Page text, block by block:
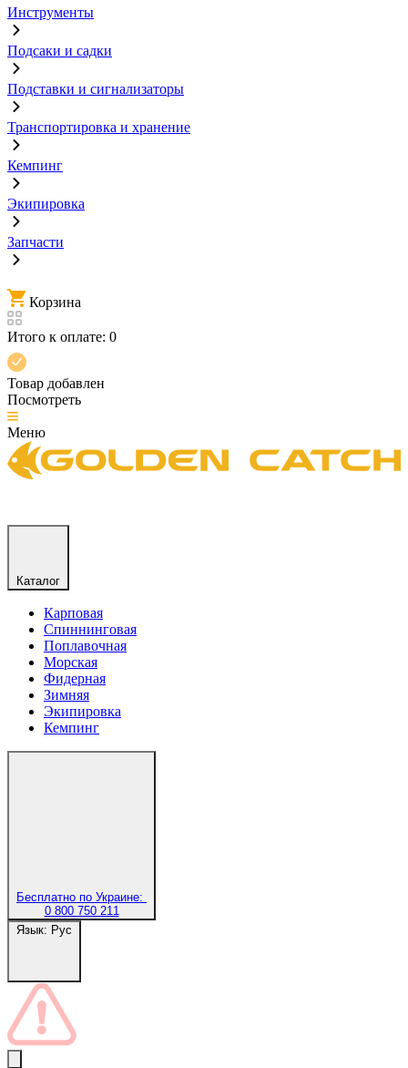
Инструменты
Подсаки и садки
Подставки и сигнализаторы
Транспортировка и хранение
Кемпинг
Экипировка
Запчасти
Корзина
Итого к оплате: 0
Товар добавлен
Посмотреть
Меню
Каталог
Карповая
Спиннинговая
Поплавочная
Морская
Фидерная
Зимняя
Экипировка
Кемпинг
Бесплатно по Украине:
0 800 750 211
Язык: Рус